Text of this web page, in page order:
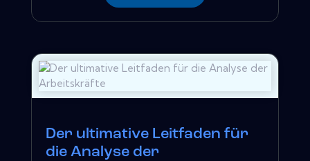
Der ultimative Leitfaden für
die Analyse der